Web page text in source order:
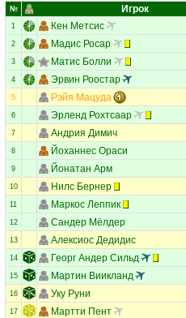
№ Игрок
1 Кен Метсис
2 Мадис Росар
3 Матис Болли
4 Эрвин Роостар
5 Рэйя Мацуда
6 Эрленд Рохтсаар
7 Андрия Димич
8 Йоханнес Ораси
9 Йонатан Арм
10 Нилс Бернер
11 Маркос Леппик
12 Сандер Мёлдер
13 Алексиос Дедидис
14 Георг Андер Сильд
15 Мартин Виикланд
16 Уку Руни
17 Мартти Пент